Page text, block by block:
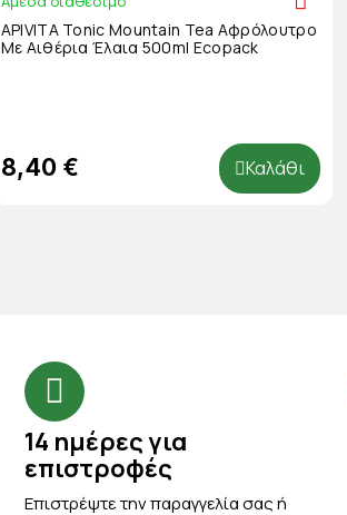
APIVITA Tonic Mountain Tea Αφρόλουτρο
Με Αιθέρια Έλαια 500ml Ecopack
8,40 € Καλάθι
14 ημέρες για
επιστροφές
Eπιστρέψτε την παραγγελία σας ή